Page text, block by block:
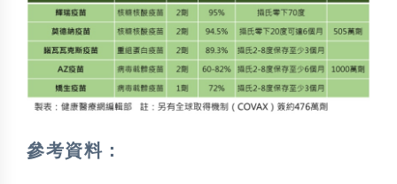
參考資料：